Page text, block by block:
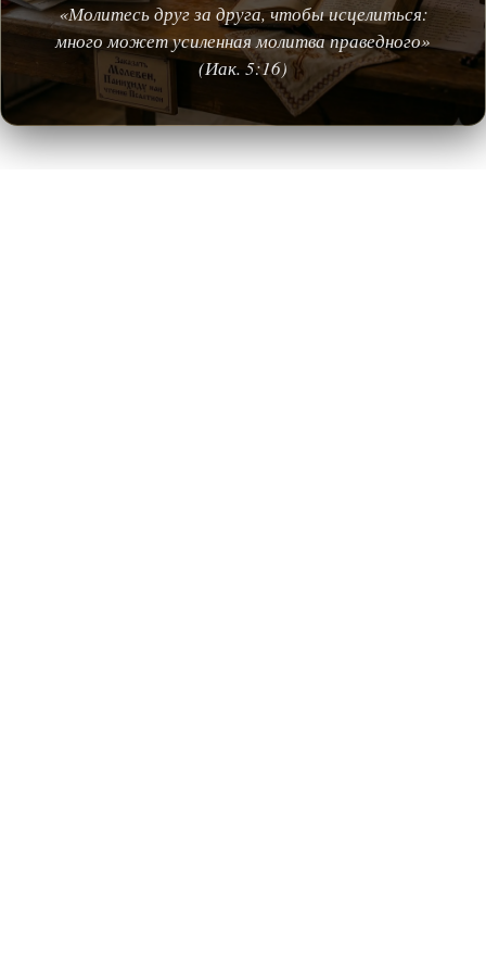
«Молитесь друг за друга, чтобы исцелиться:
много может усиленная молитва праведного»
(Иак. 5:16)